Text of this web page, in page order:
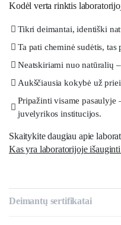
Kodėl verta rinktis
Tikri deimantai, identiški
Ta pati cheminė sudėtis,
Neatskiriami nuo natūralių
Aukščiausia kokybė už
Pripažinti visame
juvelyrikos institucijos.
Skaitykite daugiau apie
Kas yra laboratorijoje
Deimantų sertifikatai